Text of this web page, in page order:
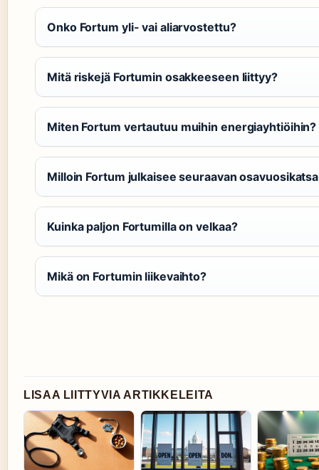
Onko Fortum yli- vai aliarvostettu?
Mitä riskejä Fortumin osakkeeseen liittyy?
Miten Fortum vertautuu muihin energiayhtiöihin?
Milloin Fortum julkaisee seuraavan
Kuinka paljon Fortumilla on velkaa?
Mikä on Fortumin liikevaihto?
LISAA LIITTYVIA ARTIKKELEITA